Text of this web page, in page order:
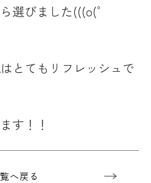
選びました(((o(ﾟ
とてもリフレッシュで
す！！
へ戻る